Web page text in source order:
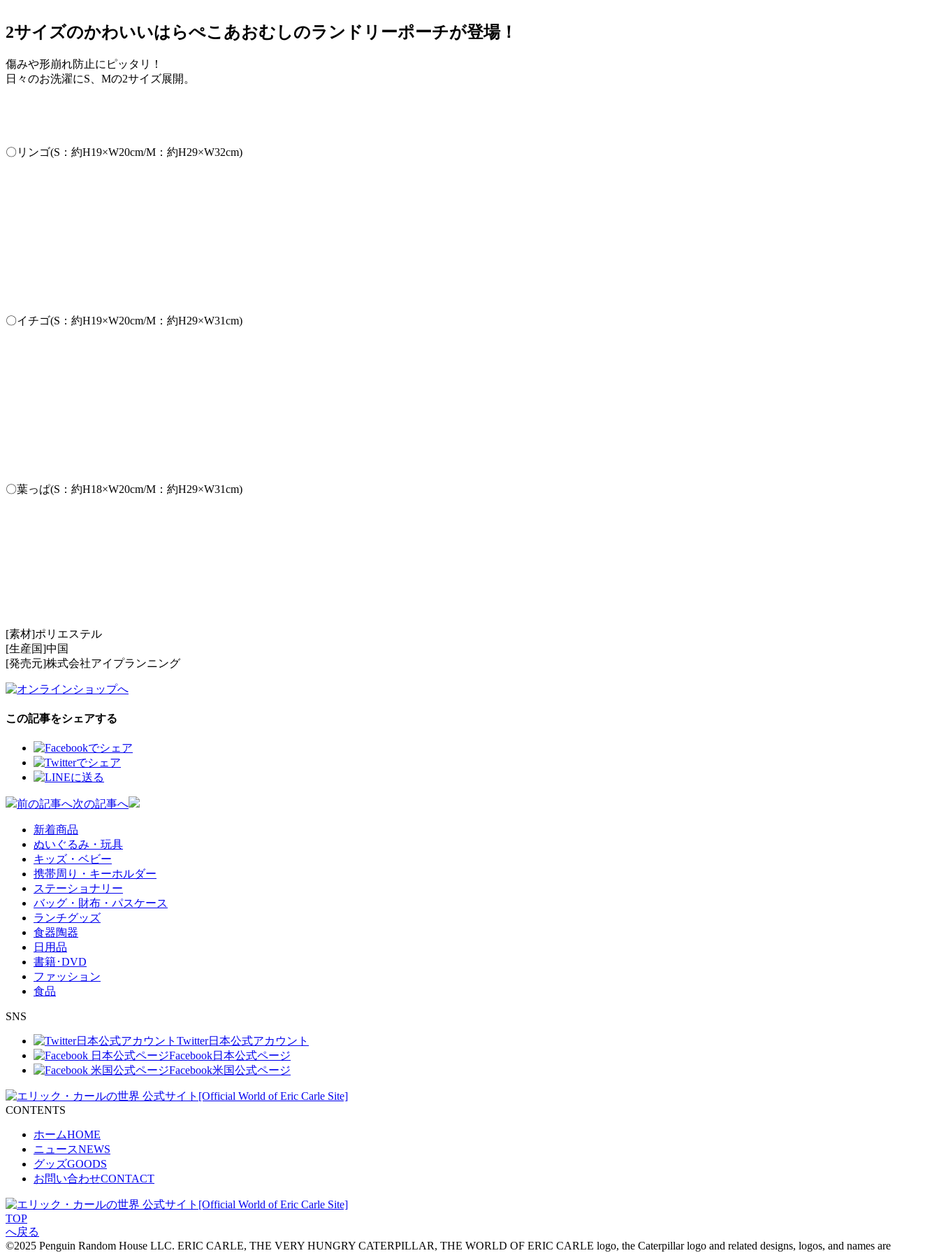
2サイズのかわいいはらぺこあおむしのランドリーポーチが登場！
傷みや形崩れ防止にピッタリ！
日々のお洗濯にS、Mの2サイズ展開。
〇リンゴ(S：約H19×W20cm/M：約H29×W32cm)
〇イチゴ(S：約H19×W20cm/M：約H29×W31cm)
〇葉っぱ(S：約H18×W20cm/M：約H29×W31cm)
[素材]ポリエステル
[生産国]中国
[発売元]株式会社アイプランニング
この記事をシェアする
投前の記事へ次の記事へ
新着商品
ぬいぐるみ・玩具
キッズ・ベビー
携帯周り・キーホルダー
ステーショナリー
バッグ・財布・パスケース
ランチグッズ
食器陶器
日用品
書籍･DVD
ファッション
食品
SNS
Twitter日本公式アカウント
Facebook日本公式ページ
Facebook米国公式ページ
CONTENTS
ホームHOME
ニュースNEWS
グッズGOODS
お問い合わせCONTACT
TOP
へ戻る
©2025 Penguin Random House LLC. ERIC CARLE, THE VERY HUNGRY CATERPILLAR, THE WORLD OF ERIC CARLE logo, the Caterpillar logo and related designs, logos, and names are